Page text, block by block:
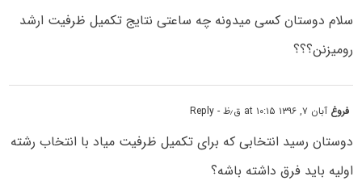
سلام دوستان کسی میدونه چه ساعتی نتایج تکمیل ظرفیت ارشد
رومیزنن؟؟؟
فروغ آبان ۷, ۱۳۹۶ at ۱۰:۱۵ ق٫ظ - Reply
دوستان رسید انتخابی که برای تکمیل ظرفیت میاد با انتخاب رشته
اولیه باید فرق داشته باشه؟